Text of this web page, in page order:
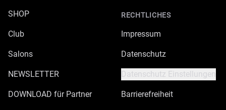
SHOP
Club
Salons
NEWSLETTER
DOWNLOAD für Partner
RECHTLICHES
Impressum
Datenschutz
Datenschutz Einstellungen
Barrierefreiheit